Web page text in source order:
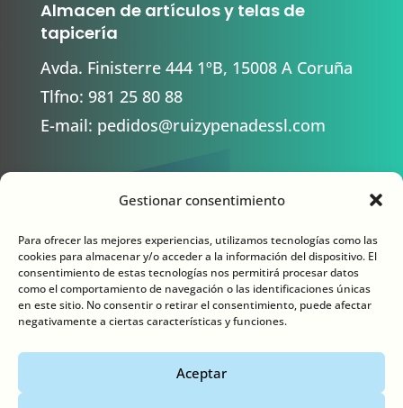
Gestionar consentimiento
Para ofrecer las mejores experiencias, utilizamos tecnologías como las
cookies para almacenar y/o acceder a la información del dispositivo. El
consentimiento de estas tecnologías nos permitirá procesar datos
como el comportamiento de navegación o las identificaciones únicas
en este sitio. No consentir o retirar el consentimiento, puede afectar
negativamente a ciertas características y funciones.
Aceptar
Almacen de artículos y telas de
tapicería
Avda. Finisterre 444 1ºB, 15008 A Coruña
Tlfno: 981 25 80 88
E-mail: pedidos@ruizypenadessl.com
Contacto
Aviso legal
Política de privacidad
Política de cookies